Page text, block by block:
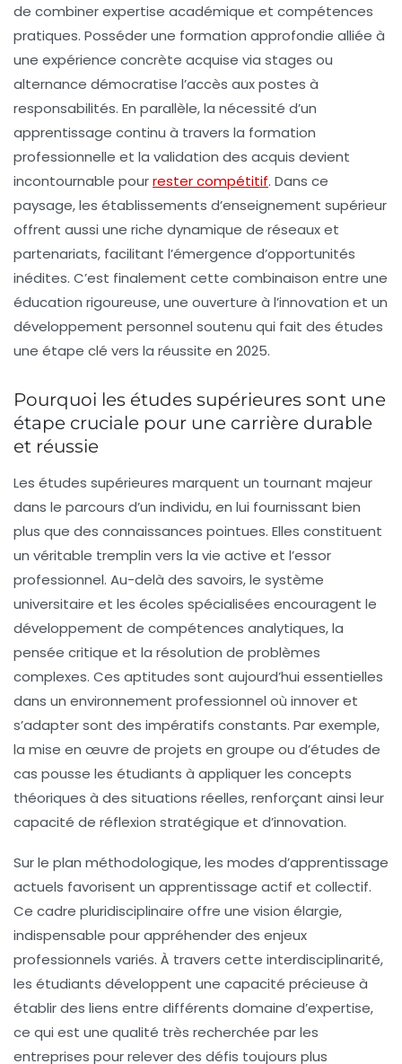
de combiner expertise académique et compétences
pratiques. Posséder une formation approfondie alliée à
une expérience concrète acquise via stages ou
alternance démocratise l’accès aux postes à
responsabilités. En parallèle, la nécessité d’un
apprentissage continu à travers la formation
professionnelle et la validation des acquis devient
incontournable pourrester compétitif. Dans ce
paysage, les établissements d’enseignement supérieur
offrent aussi une riche dynamique de réseaux et
partenariats, facilitant l’émergence d’opportunités
inédites. C’est finalement cette combinaison entre une
éducation rigoureuse, une ouverture à l’innovation et un
développement personnel soutenu qui fait des études
une étape clé vers la réussite en 2025.
Pourquoi les études supérieures sont une
étape cruciale pour une carrière durable
et réussie
Les études supérieures marquent un tournant majeur
dans le parcours d’un individu, en lui fournissant bien
plus que des connaissances pointues. Elles constituent
un véritable tremplin vers la vie active et l’essor
professionnel. Au-delà des savoirs, le système
universitaire et les écoles spécialisées encouragent le
développement de compétences analytiques, la
pensée critique et la résolution de problèmes
complexes. Ces aptitudes sont aujourd’hui essentielles
dans un environnement professionnel où innover et
s’adapter sont des impératifs constants. Par exemple,
la mise en œuvre de projets en groupe ou d’études de
cas pousse les étudiants à appliquer les concepts
théoriques à des situations réelles, renforçant ainsi leur
capacité de réflexion stratégique et d’innovation.
Sur le plan méthodologique, les modes d’apprentissage
actuels favorisent un apprentissage actif et collectif.
Ce cadre pluridisciplinaire offre une vision élargie,
indispensable pour appréhender des enjeux
professionnels variés. À travers cette interdisciplinarité,
les étudiants développent une capacité précieuse à
établir des liens entre différents domaine d’expertise,
ce qui est une qualité très recherchée par les
entreprises pour relever des défis toujours plus